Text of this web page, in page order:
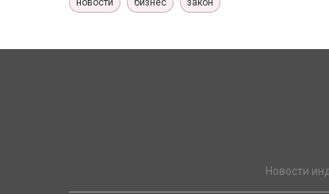
новости бизнес закон
Новости